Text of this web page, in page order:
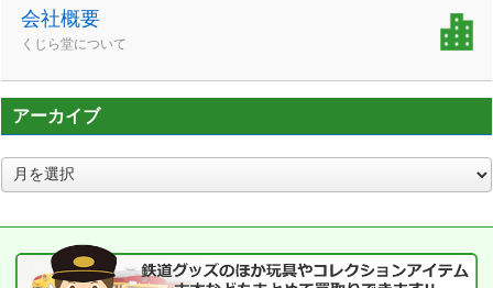
会社概要
くじら堂について
アーカイブ
ア
ー
ブ